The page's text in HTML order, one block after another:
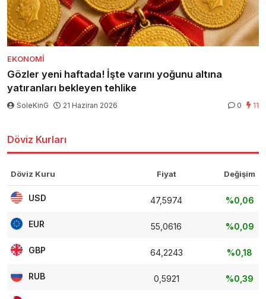
EKONOMI
Gözler yeni haftada! İşte varını yoğunu altına
yatıranları bekleyen tehlike
SoleKinG 21 Haziran 2026 0 11
Döviz Kurları
Döviz Kuru Fiyat Değişim
USD 47,5974 %0,06
EUR 55,0616 %0,09
GBP 64,2243 %0,18
RUB 0,5921 %0,39